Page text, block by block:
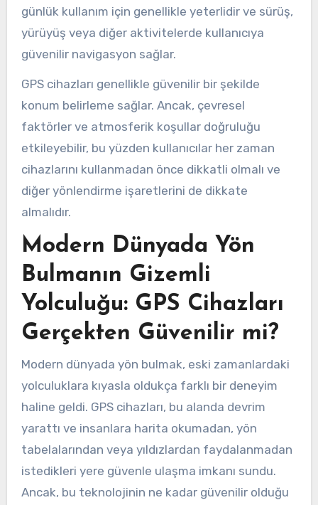
günlük kullanım için genellikle yeterlidir ve sürüş,
yürüyüş veya diğer aktivitelerde kullanıcıya
güvenilir navigasyon sağlar.
GPS cihazları genellikle güvenilir bir şekilde
konum belirleme sağlar. Ancak, çevresel
faktörler ve atmosferik koşullar doğruluğu
etkileyebilir, bu yüzden kullanıcılar her zaman
cihazlarını kullanmadan önce dikkatli olmalı ve
diğer yönlendirme işaretlerini de dikkate
almalıdır.
Modern Dünyada Yön
Bulmanın Gizemli
Yolculuğu: GPS Cihazları
Gerçekten Güvenilir mi?
Modern dünyada yön bulmak, eski zamanlardaki
yolculuklara kıyasla oldukça farklı bir deneyim
haline geldi. GPS cihazları, bu alanda devrim
yarattı ve insanlara harita okumadan, yön
tabelalarından veya yıldızlardan faydalanmadan
istedikleri yere güvenle ulaşma imkanı sundu.
Ancak, bu teknolojinin ne kadar güvenilir olduğu